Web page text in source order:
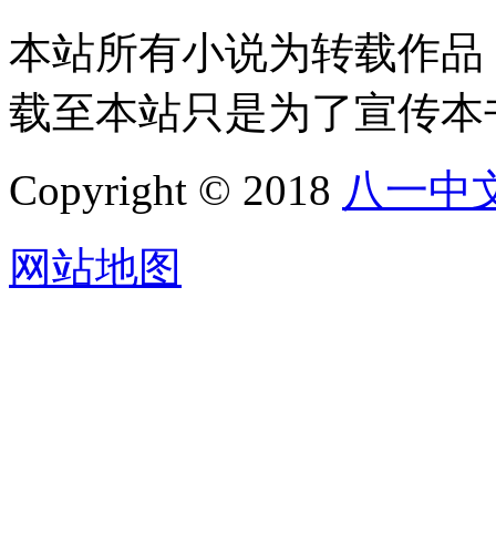
本站所有小说为转载作
载至本站只是为了宣传
Copyright © 2018 八一中
网站地图